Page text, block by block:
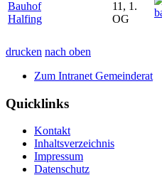
Bauhof
Halfing
11, 1.
OG
drucken nach oben
Zum Intranet Gemeinderat
Quicklinks
Kontakt
Inhaltsverzeichnis
Impressum
Datenschutz